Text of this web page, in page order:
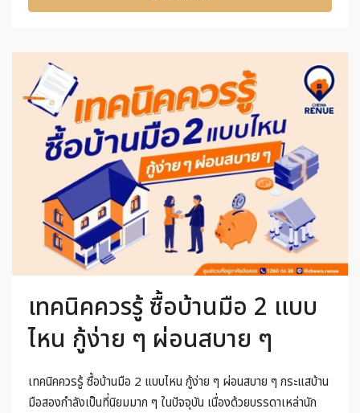
เทคนิคควรรู้ ซื้อบ้านมือ 2 แบบ
ไหน กู้ง่าย ๆ ผ่อนสบาย ๆ
เทคนิคควรรู้ ซื้อบ้านมือ 2 แบบไหน กู้ง่าย ๆ ผ่อนสบาย ๆ กระแสบ้าน
มือสองกำลังเป็นที่นิยมมาก ๆ ในปัจจุบัน เนื่องด้วยบรรดาเหล่านัก